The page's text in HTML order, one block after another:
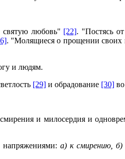
святую любовь" [22]. "Постясь
. "Молящиеся о прощении своих
и людям.
[29] и обрадование [30]
и милосердия и
напряжениями: а) к смирению, б)